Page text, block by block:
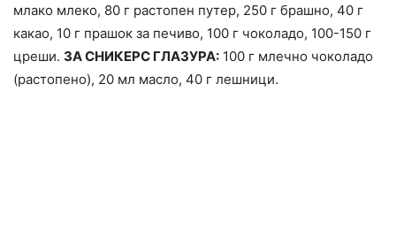
млако млеко, 80 г растопен путер, 250 г брашно, 40 г
какао, 10 г прашок за печиво, 100 г чоколадо, 100-150 г
цреши. ЗА СНИКЕРС ГЛАЗУРА: 100 г млечно чоколадо
(растопено), 20 мл масло, 40 г лешници.